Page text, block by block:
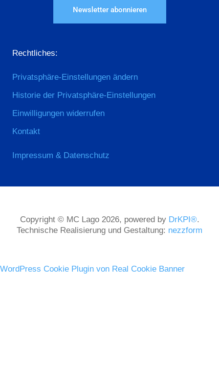
Newsletter abonnieren
Rechtliches:
Privatsphäre-Einstellungen ändern
Historie der Privatsphäre-Einstellungen
Einwilligungen widerrufen
Kontakt
Impressum & Datenschutz
Copyright © MC Lago 2026, powered by DrKPI®.
Technische Realisierung und Gestaltung: nezzform
WordPress Cookie Plugin von Real Cookie Banner